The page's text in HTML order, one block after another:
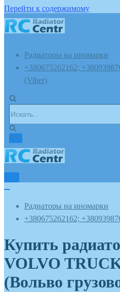
Перейти к содержимому
Радиаторы на иномарки
+380675262162;
(Viber)
Показать/
Показать/
навигациюРадиаторы на иномарки
+380675262162;
Купить
VOLVO
(Вольво